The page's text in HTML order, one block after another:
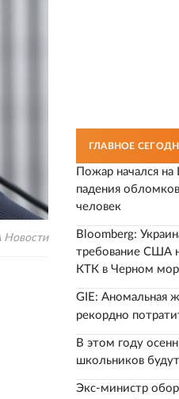
ГЛАВНОЕ
Пожар начался
падения
человек
Bloomberg:
требование США
КТК в Черном
GIE: Аномальная
рекордно
В этом году
школьников
Экс-министр